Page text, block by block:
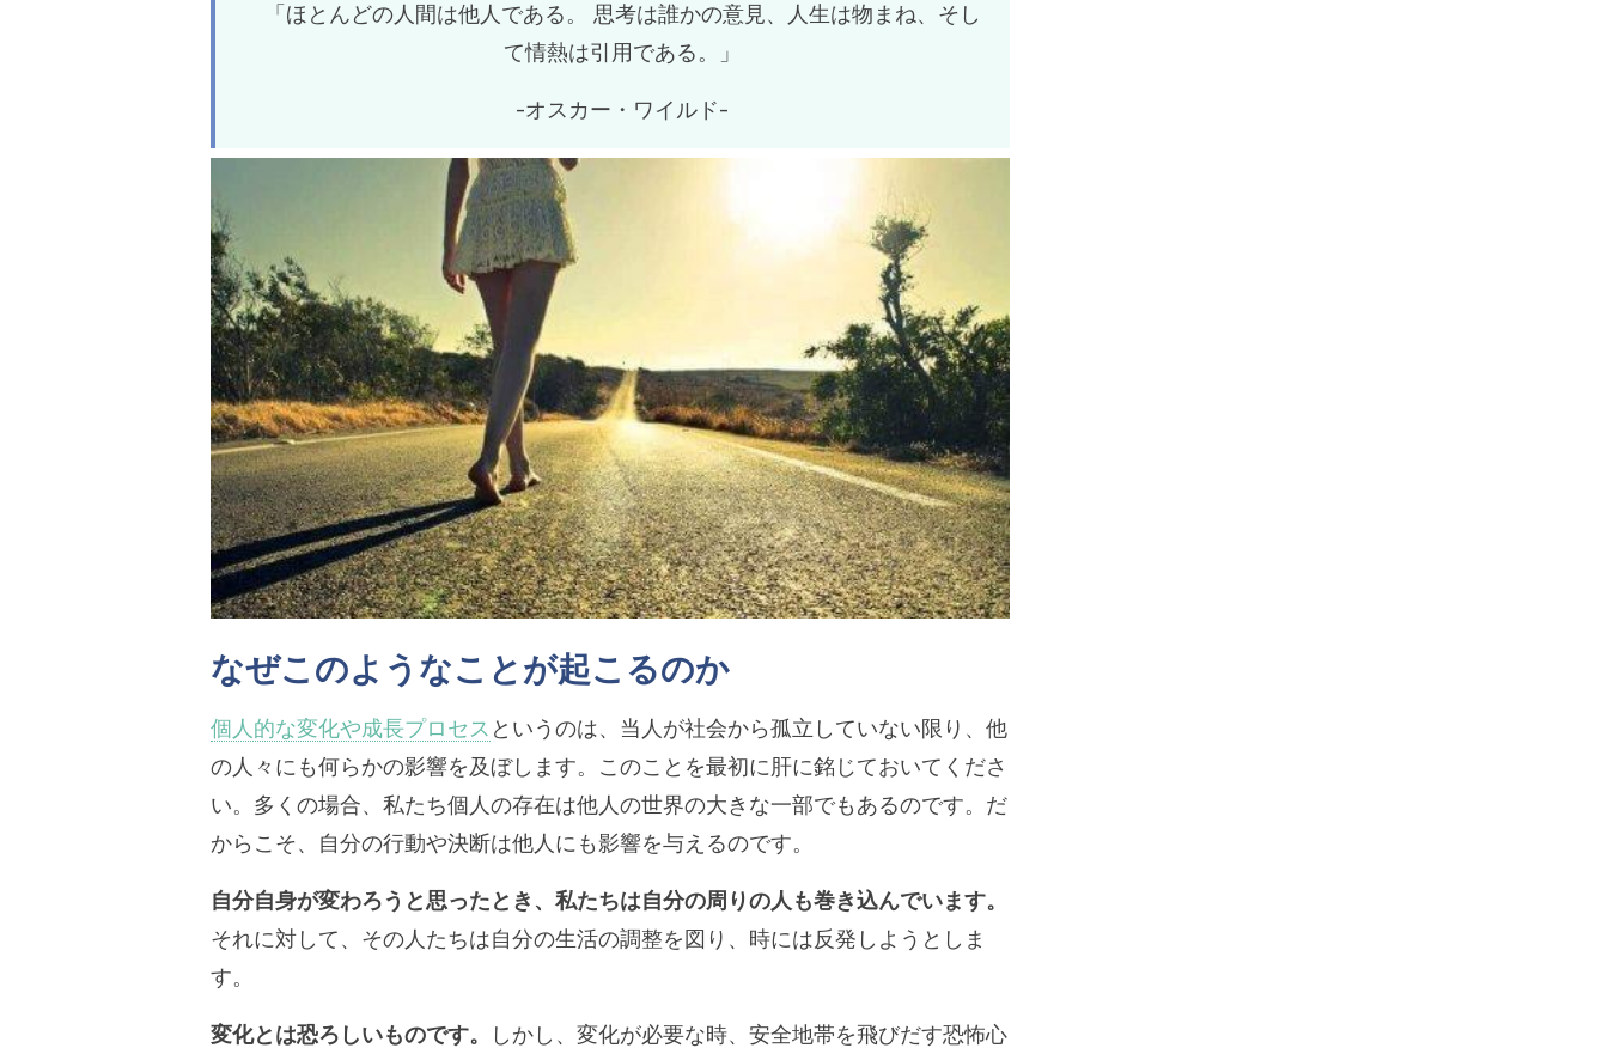
「ほとんどの人間は他人である。 思考は誰かの意見、人生は物まね、そし
て情熱は引用である。」
-オスカー・ワイルド-
なぜこのようなことが起こるのか
個人的な変化や成長プロセス というのは、当人が社会から孤立していない限り、他
の人々にも何らかの影響を及ぼします。このことを最初に肝に銘じておいてくださ
い。多くの場合、私たち個人の存在は他人の世界の大きな一部でもあるのです。だ
からこそ、自分の行動や決断は他人にも影響を与えるのです。
自分自身が変わろうと思ったとき、私たちは自分の周りの人も巻き込んでいます。
それに対して、その人たちは自分の生活の調整を図り、時には反発しようとしま
す。
変化とは恐ろしいものです。
しかし、変化が必要な時、安全地帯を飛びだす恐怖心